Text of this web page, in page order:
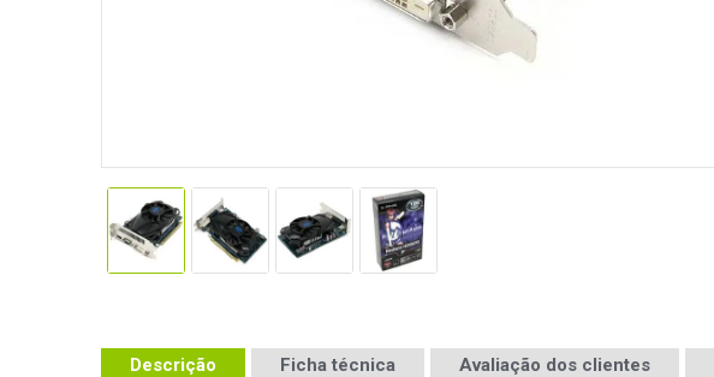
Descrição Ficha técnica Avaliação dos clientes